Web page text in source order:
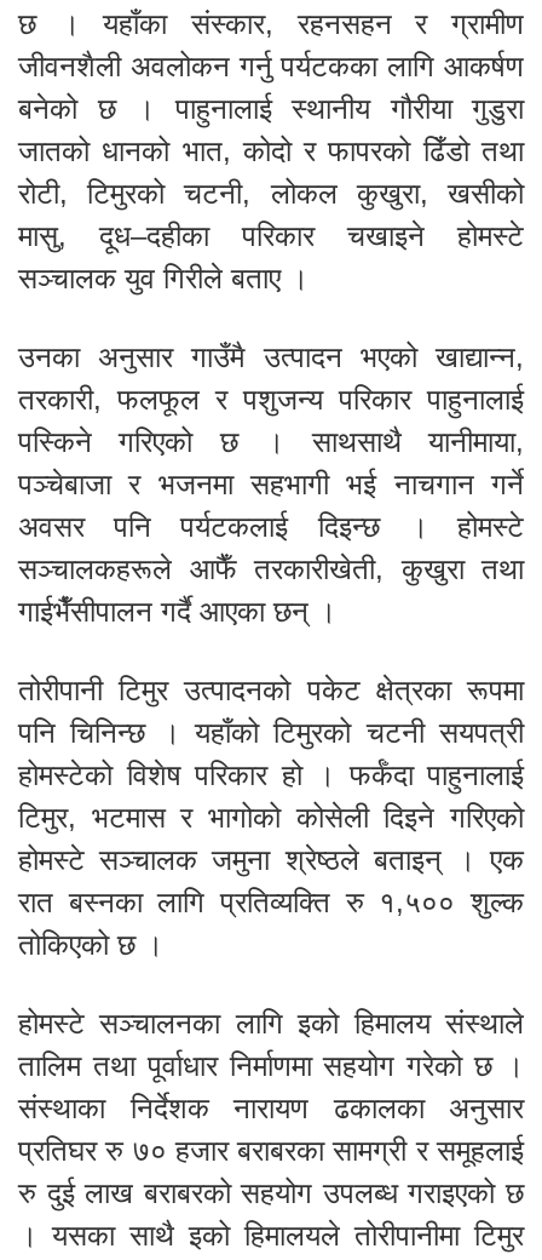
छ । यहाँका संस्कार, रहनसहन र ग्रामीण
जीवनशैली अवलोकन गर्नु पर्यटकका लागि आकर्षण
बनेको छ । पाहुनालाई स्थानीय गौरीया गुडुरा
जातको धानको भात, कोदो र फापरको ढिँडो तथा
रोटी, टिमुरको चटनी, लोकल कुखुरा, खसीको
मासु, दूध–दहीका परिकार चखाइने होमस्टे
सञ्चालक युव गिरीले बताए ।
उनका अनुसार गाउँमै उत्पादन भएको खाद्यान्न,
तरकारी, फलफूल र पशुजन्य परिकार पाहुनालाई
पस्किने गरिएको छ । साथसाथै यानीमाया,
पञ्चेबाजा र भजनमा सहभागी भई नाचगान गर्ने
अवसर पनि पर्यटकलाई दिइन्छ । होमस्टे
सञ्चालकहरूले आफैँ तरकारीखेती, कुखुरा तथा
गाईभैँसीपालन गर्दै आएका छन् ।
तोरीपानी टिमुर उत्पादनको पकेट क्षेत्रका रूपमा
पनि चिनिन्छ । यहाँको टिमुरको चटनी सयपत्री
होमस्टेको विशेष परिकार हो । फर्कँदा पाहुनालाई
टिमुर, भटमास र भागोको कोसेली दिइने गरिएको
होमस्टे सञ्चालक जमुना श्रेष्ठले बताइन् । एक
रात बस्नका लागि प्रतिव्यक्ति रु १,५०० शुल्क
तोकिएको छ ।
होमस्टे सञ्चालनका लागि इको हिमालय संस्थाले
तालिम तथा पूर्वाधार निर्माणमा सहयोग गरेको छ ।
संस्थाका निर्देशक नारायण ढकालका अनुसार
प्रतिघर रु ७० हजार बराबरका सामग्री र समूहलाई
रु दुई लाख बराबरको सहयोग उपलब्ध गराइएको छ
। यसका साथै इको हिमालयले तोरीपानीमा टिमुर